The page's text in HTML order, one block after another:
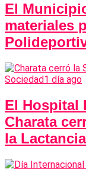
El
materiales
Sociedad1 día ago
El Hospital
Charata
la